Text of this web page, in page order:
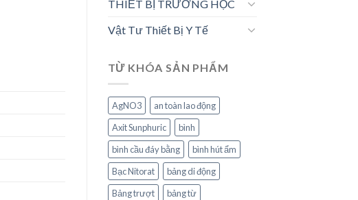
THIẾT BỊ TRƯỜNG HỌC
Vật Tư Thiết Bị Y Tế
TỪ KHÓA SẢN PHẨM
AgNO3
an toàn lao động
Axit Sunphuric
bình
bình cầu đáy bằng
bình hút ẩm
Bạc Nitorat
bảng di động
Bảng trượt
bảng từ